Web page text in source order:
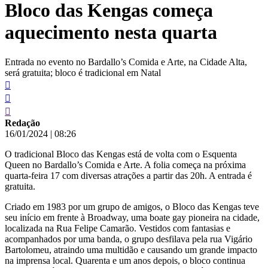
conteúdo
Bloco das Kengas começa
aquecimento nesta quarta
Entrada no evento no Bardallo’s Comida e Arte, na Cidade Alta,
será gratuita; bloco é tradicional em Natal
Redação
16/01/2024 | 08:26
O tradicional Bloco das Kengas está de volta com o Esquenta
Queen no Bardallo’s Comida e Arte. A folia começa na próxima
quarta-feira 17 com diversas atrações a partir das 20h. A entrada é
gratuita.
Criado em 1983 por um grupo de amigos, o Bloco das Kengas teve
seu início em frente à Broadway, uma boate gay pioneira na cidade,
localizada na Rua Felipe Camarão. Vestidos com fantasias e
acompanhados por uma banda, o grupo desfilava pela rua Vigário
Bartolomeu, atraindo uma multidão e causando um grande impacto
na imprensa local. Quarenta e um anos depois, o bloco continua